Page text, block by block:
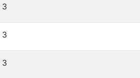
3
3
3